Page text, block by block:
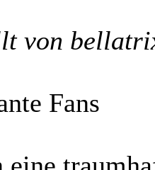
von
Fans